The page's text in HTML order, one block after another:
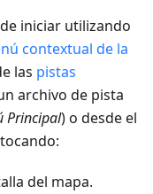
iniciar utilizando
contextual de la
las pistas
archivo de pista
Principal) o desde el
del mapa.